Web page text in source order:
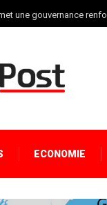
une gouvernance
ECONOMIE